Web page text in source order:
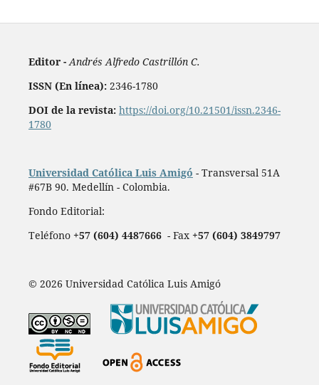
Editor - Andrés Alfredo Castrillón C.
ISSN (En línea): 2346-1780
DOI de la revista: https://doi.org/10.21501/issn.2346-
1780
Universidad Católica Luis Amigó - Transversal 51A
#67B 90. Medellín - Colombia.
Fondo Editorial:
Teléfono +57 (604) 4487666- Fax +57 (604) 3849797
© 2026 Universidad Católica Luis Amigó